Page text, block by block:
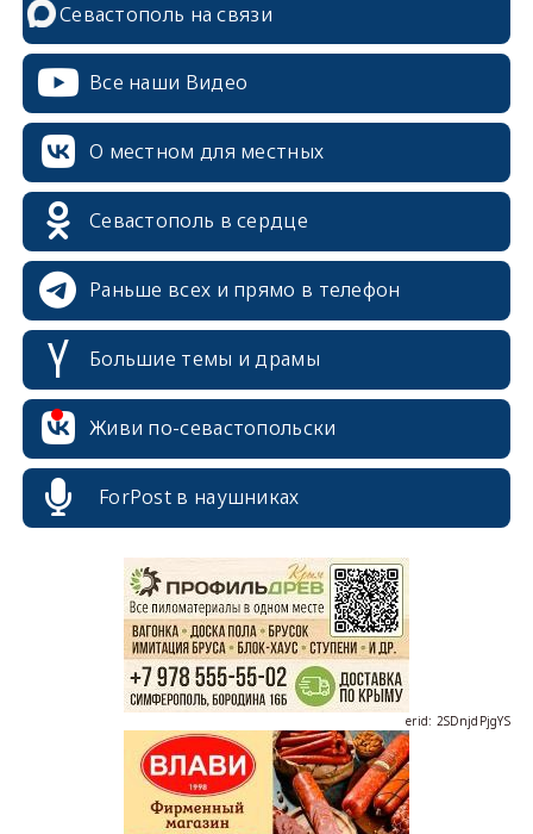
Севастополь на связи
Все наши Видео
О местном для местных
Севастополь в сердце
Раньше всех и прямо в телефон
Большие темы и драмы
Живи по-севастопольски
ForPost в наушниках
erid: 2SDnjdPjgYS